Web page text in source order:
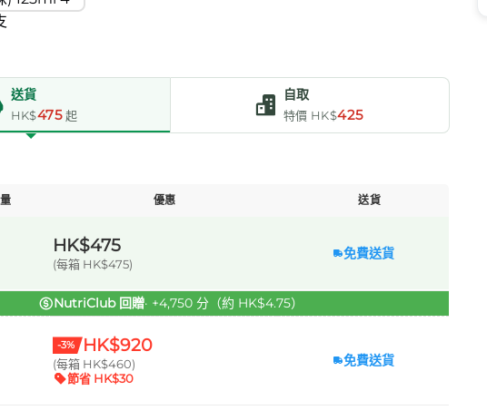
送貨
HK$475起
自取
特價 HK$425
優惠 送貨
HK$475
(每箱 HK$475)
免費送貨
NutriClub 回贈· +4,750 分（約 HK$4.75）
-3% HK$920
(每箱 HK$460)
節省 HK$30
免費送貨